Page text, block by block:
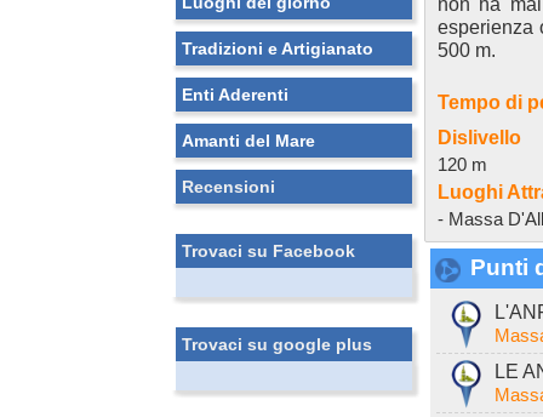
Tradizioni e Artigianato
Enti Aderenti
Amanti del Mare
Recensioni
Trovaci su Facebook
Trovaci su google plus
esperienza
500 m.
Tempo di
Dislivello
120 m
Luoghi
- Massa
Punti
LE